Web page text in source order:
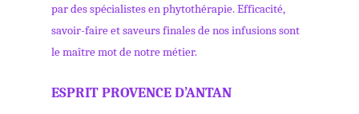
par des spécialistes en phytothérapie. Efficacité,
savoir-faire et saveurs finales de nos infusions sont
le maître mot de notre métier.
ESPRIT PROVENCE D’ANTAN